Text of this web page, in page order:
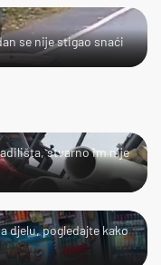
se nije stigao snaći
stvarno im nije
djelu, pogledajte kako